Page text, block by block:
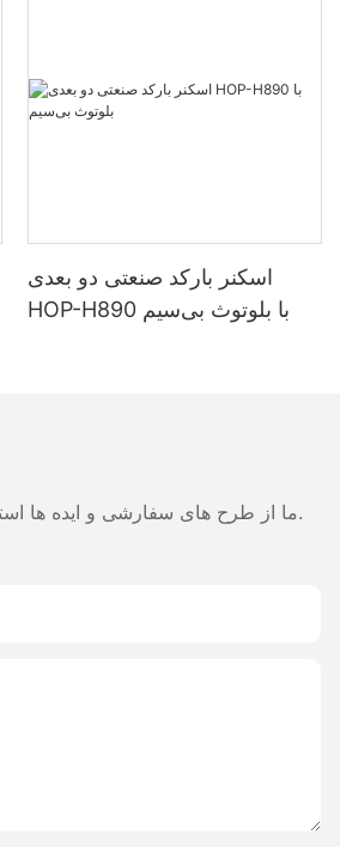
اسکنر بارکد صنعتی دو بعدی
HOP-H890 با بلوتوث بی‌سیم
ما از طرح های سفارشی و ایده ها استقبال می کنیم و قادر به تهیه نیازهای خاص می شود. برای اطلاعات بیشتر، لطفا از وب سایت بازدید کنید یا به طور مستقیم با سوالات و سوالات تماس بگیرید.